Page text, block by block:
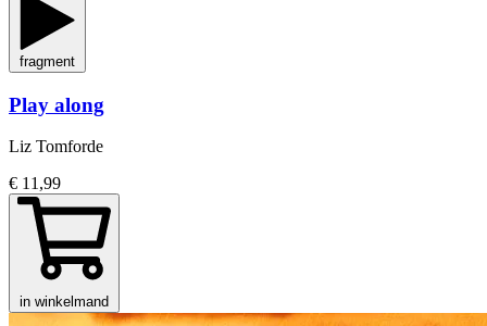
fragment
Play along
Liz Tomforde
€ 11,99
in winkelmand